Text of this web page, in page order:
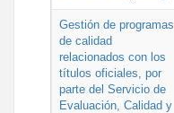
Gestión de programas
de calidad
relacionados con los
títulos oficiales, por
parte del Servicio de
Evaluación, Calidad y